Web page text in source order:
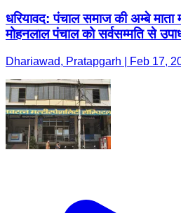
धरियावद: पंचाल समाज की अम्बे
मोहनलाल पंचाल को सर्वसम्मति से
Dhariawad, Pratapgarh | Feb 17,